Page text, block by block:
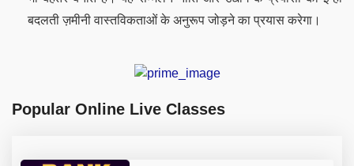
बदलती ज़मीनी वास्तविकताओं के अनुरूप जोड़ने का प्रयास करेगा।
Popular Online Live Classes